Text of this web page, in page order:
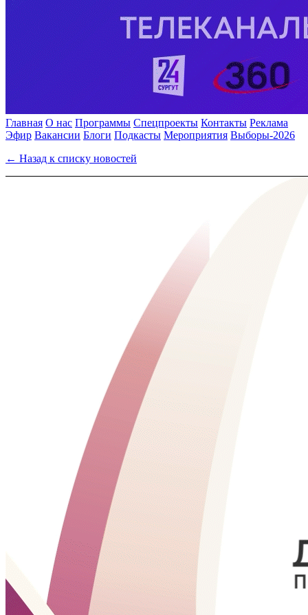
Главная О нас Программы Спецпроекты Контакты Реклама
Эфир Вакансии Блоги Подкасты Мероприятия Выборы-2026
← Назад к списку новостей